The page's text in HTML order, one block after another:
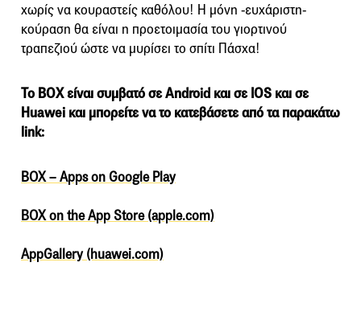
χωρίς να κουραστείς καθόλου! Η μόνη -ευχάριστη-
κούραση θα είναι η προετοιμασία του γιορτινού
τραπεζιού ώστε να μυρίσει το σπίτι Πάσχα!
Το BOX είναι συμβατό σε Αndroid και σε IOS και σε
Huawei και μπορείτε να το κατεβάσετε από τα παρακάτω
link:
BOX – Apps on Google Play
BOX on the App Store (apple.com)
AppGallery (huawei.com)